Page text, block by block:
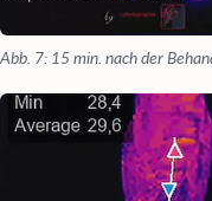
Abb. 7: 15 min. nach der